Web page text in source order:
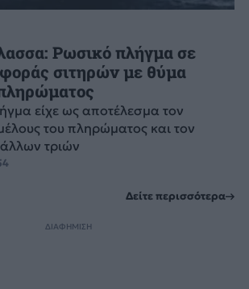
Ρωσικό πλήγμα σε
σιτηρών με θύμα
είχε ως αποτέλεσμα τον
του πληρώματος και τον
τριών
Δείτε περισσότερα
ΔΙΑΦΗΜΙΣΗ